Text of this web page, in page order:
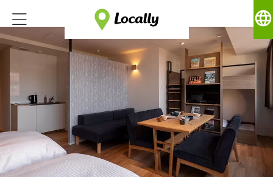
language